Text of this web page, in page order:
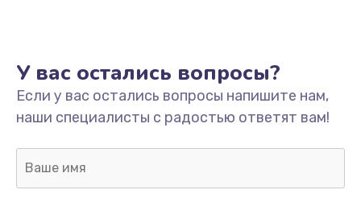
Замена видеокарты
1895 руб.
Заказать
Ремонт разъема питания
У вас остались вопросы?
Если у вас остались вопросы напишите нам,
наши специалисты с радостью ответят вам!